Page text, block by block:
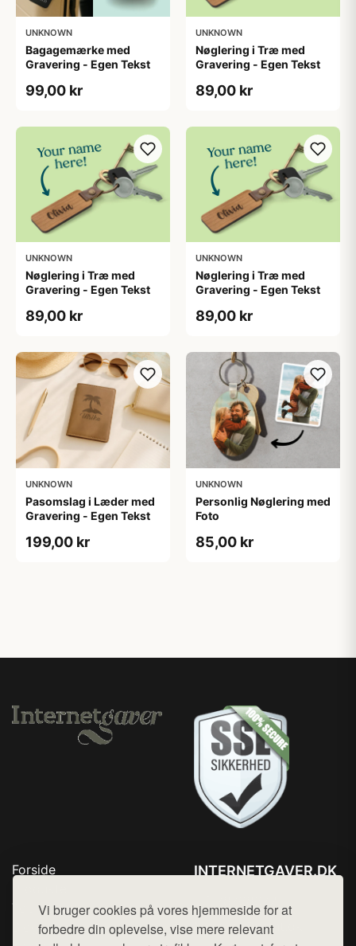
Vi bruger cookies på vores hjemmeside for at
forbedre din oplevelse, vise mere relevant
UNKNOWN
Bagagemærke med
Gravering - Egen Tekst
99,00 kr
UNKNOWN
Nøglering i Træ med
Gravering - Egen Tekst
89,00 kr
UNKNOWN
Nøglering i Træ med
Gravering - Egen Tekst
89,00 kr
UNKNOWN
Nøglering i Træ med
Gravering - Egen Tekst
89,00 kr
UNKNOWN
Pasomslag i Læder med
Gravering - Egen Tekst
199,00 kr
UNKNOWN
Personlig Nøglering med
Foto
85,00 kr
Forside
Top Rabatter
Blog
INTERNETGAVER.DK
Mail: hej@want.dk